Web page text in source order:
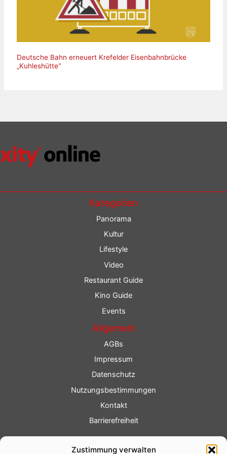
Zustimmung verwalten
Deutsche Bahn erneuert Krefelder Eisenbahnbrücke
„Kuhleshütte“
Kategorien
Panorama
Kultur
Lifestyle
Video
Restaurant Guide
Kino Guide
Events
Allgemein
AGBs
Impressum
Datenschutz
Nutzungsbestimmungen
Kontakt
Barrierefreiheit